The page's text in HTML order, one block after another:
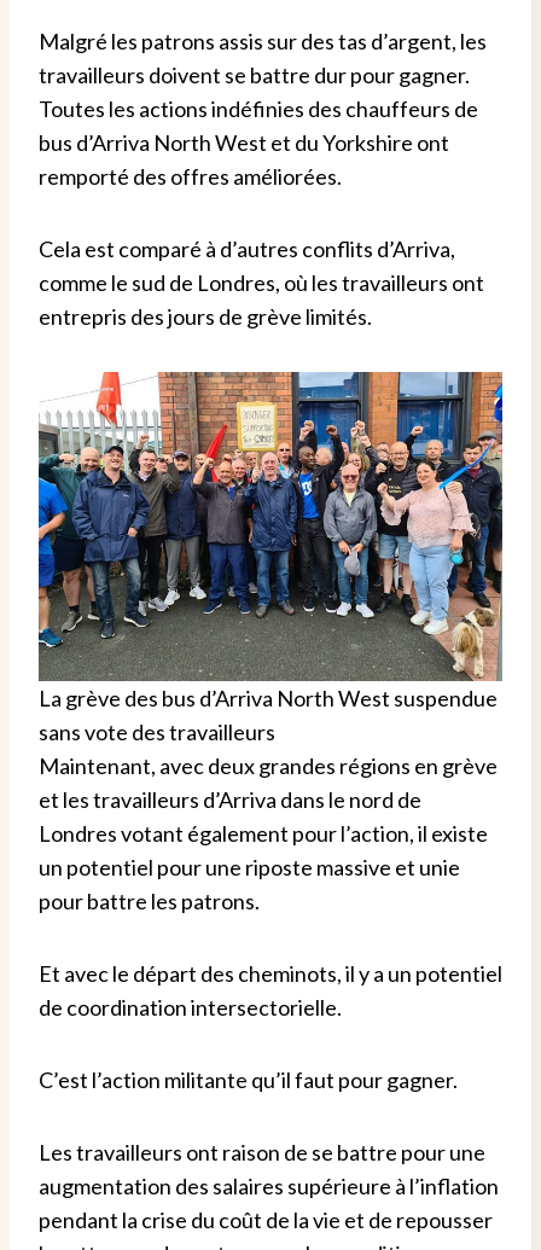
Malgré les patrons assis sur des tas d’argent, les
travailleurs doivent se battre dur pour gagner.
Toutes les actions indéfinies des chauffeurs de
bus d’Arriva North West et du Yorkshire ont
remporté des offres améliorées.
Cela est comparé à d’autres conflits d’Arriva,
comme le sud de Londres, où les travailleurs ont
entrepris des jours de grève limités.
La grève des bus d’Arriva North West suspendue
sans vote des travailleurs
Maintenant, avec deux grandes régions en grève
et les travailleurs d’Arriva dans le nord de
Londres votant également pour l’action, il existe
un potentiel pour une riposte massive et unie
pour battre les patrons.
Et avec le départ des cheminots, il y a un potentiel
de coordination intersectorielle.
C’est l’action militante qu’il faut pour gagner.
Les travailleurs ont raison de se battre pour une
augmentation des salaires supérieure à l’inflation
pendant la crise du coût de la vie et de repousser